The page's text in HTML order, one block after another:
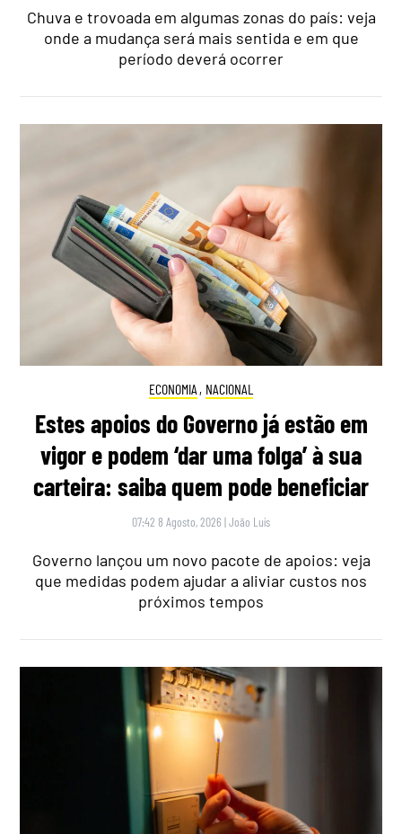
Chuva e trovoada em algumas zonas do país: veja
onde a mudança será mais sentida e em que
período deverá ocorrer
ECONOMIA , NACIONAL
Estes apoios do Governo já estão em
vigor e podem ‘dar uma folga’ à sua
carteira: saiba quem pode beneficiar
07:42 8 Agosto, 2026 |João Luís
Governo lançou um novo pacote de apoios: veja
que medidas podem ajudar a aliviar custos nos
próximos tempos